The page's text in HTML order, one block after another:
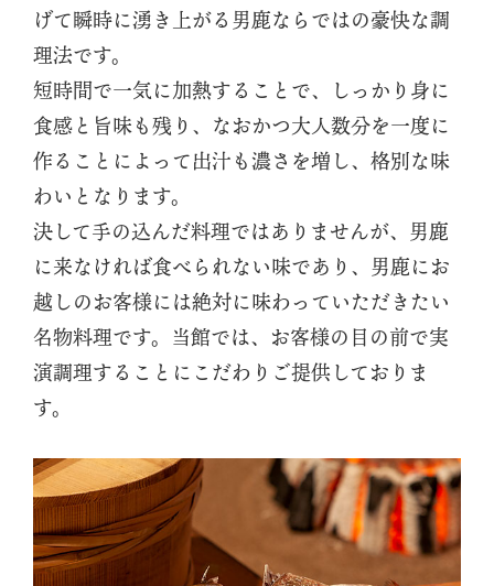
げて瞬時に湧き上がる男鹿ならではの豪快な調
理法です。
短時間で一気に加熱することで、しっかり身に
食感と旨味も残り、なおかつ大人数分を一度に
作ることによって出汁も濃さを増し、格別な味
わいとなります。
決して手の込んだ料理ではありませんが、男鹿
に来なければ食べられない味であり、男鹿にお
越しのお客様には絶対に味わっていただきたい
名物料理です。当館では、お客様の目の前で実
演調理することにこだわりご提供しておりま
す。